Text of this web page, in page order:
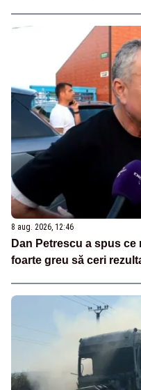
8 aug. 2026, 12:46
Dan Petrescu a spus ce
foarte greu să ceri